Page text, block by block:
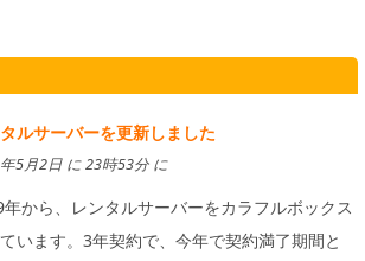
ルサーバーを更新しました
5月2日 に 23時53分 に
から、レンタルサーバーをカラフルボックス
います。3年契約で、今年で契約満了期間と